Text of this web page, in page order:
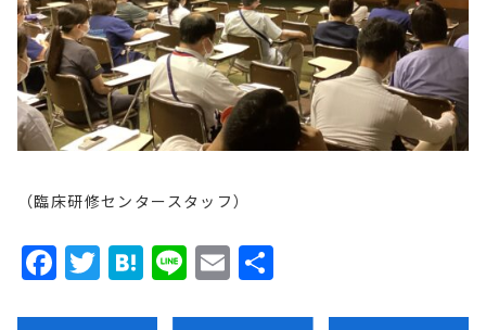
（臨床研修センタースタッフ）
Facebook
Twitter
Hatena
LineEmail